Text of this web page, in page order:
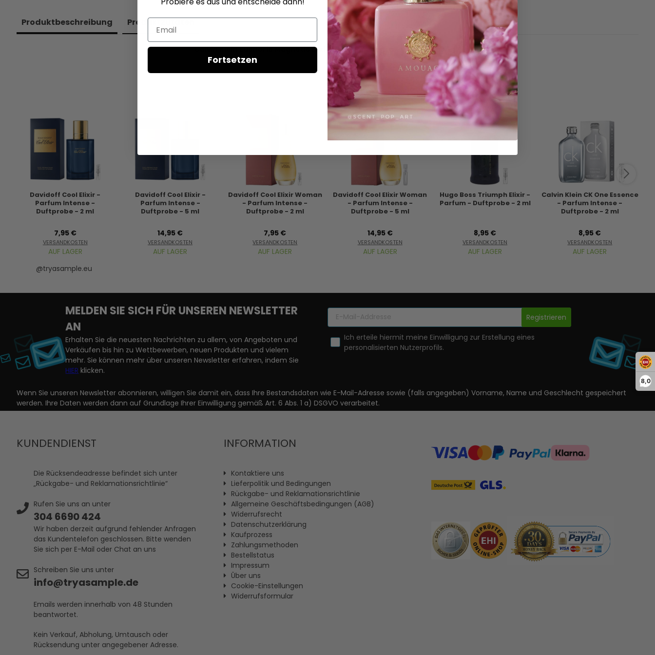
8,0
Produkt­beschreibung Produkt­zutaten
Calvin Klein Euphoria Magnetic Elixir - Parfum Intense - Duftprobe
Davidoff Cool Elixir -
Parfum Intense -
Duftprobe - 2 ml
7,95 €
VERSANDKOSTEN
AUF LAGER
Davidoff Cool Elixir -
Parfum Intense -
Duftprobe - 5 ml
14,95 €
VERSANDKOSTEN
AUF LAGER
Davidoff Cool Elixir Woman
- Parfum Intense -
Duftprobe - 2 ml
7,95 €
VERSANDKOSTEN
AUF LAGER
Davidoff Cool Elixir Woman
- Parfum Intense -
Duftprobe - 5 ml
14,95 €
VERSANDKOSTEN
AUF LAGER
Hugo Boss Triumph Elixir -
Parfum - Duftprobe - 2 ml
8,95 €
VERSANDKOSTEN
AUF LAGER
Calvin Klein CK One Essence
- Parfum Intense -
Duftprobe - 2 ml
8,95 €
VERSANDKOSTEN
AUF LAGER
@tryasample.eu
MELDEN SIE SICH FÜR UNSEREN NEWSLETTER
AN
Erhalten Sie die neuesten Nachrichten zu allem, von Angeboten und
Verkäufen bis hin zu Wettbewerben, neuen Produkten und vielem
mehr. Sie können mehr über unseren Newsletter erfahren, indem Sie
HIER klicken.
Registrieren
Ich erteile hiermit meine Einwilligung zur Erstellung eines
personalisierten Nutzerprofils.
Wenn Sie unseren Newsletter abonnieren, willigen Sie damit ein, dass Ihre Bestandsdaten wie E-Mail-Adresse sowie (falls angegeben) Vorname, Name und Geschlecht gespeichert
werden. Ihre Daten werden dann auf Grundlage Ihrer Einwilligung gemäß Art. 6 Abs. 1 a) DSGVO verarbeitet.
KUNDENDIENST
Die Rücksendeadresse befindet sich unter
„Rückgabe- und Reklamationsrichtlinie“
Rufen Sie uns an unter
304 6690 424
Wir haben derzeit aufgrund fehlender Anfragen
das Kundentelefon geschlossen. Bitte wenden
Sie sich per E-Mail oder Chat an uns
Schreiben Sie uns unter
info@tryasample.de
Emails werden innerhalb von 48 Stunden
beantwortet.
Kein Verkauf, Abholung, Umtausch oder
Rücksendung unter angegebener Adresse.
INFORMATION
Kontaktiere uns
Lieferpolitik und Bedingungen
Rückgabe- und Reklamationsrichtlinie
Allgemeine Geschäftsbedingungen (AGB)
Widerrufsrecht
Datenschutzerklärung
Kaufprozess
Zahlungsmethoden
Bestellstatus
Impressum
Ûber uns
Cookie-Einstellungen
Widerrufsformular
Email
Fortsetzen